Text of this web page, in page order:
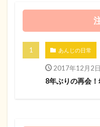
あんじの日常
2017年12月2日
8年ぶりの再会